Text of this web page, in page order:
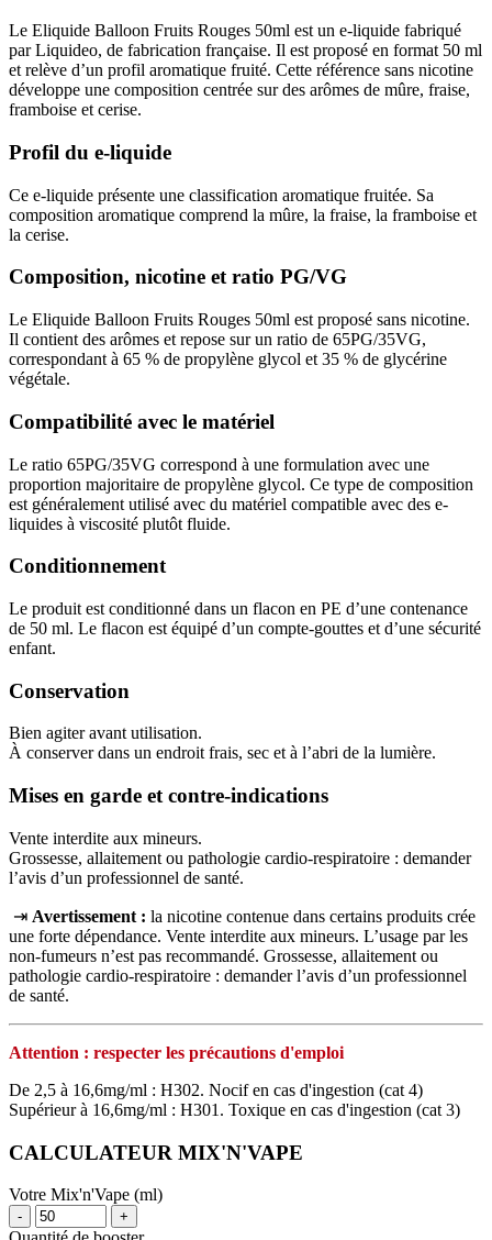
Le Eliquide Balloon Fruits Rouges 50ml est un e-liquide fabriqué
par Liquideo, de fabrication française. Il est proposé en format 50 ml
et relève d’un profil aromatique fruité. Cette référence sans nicotine
développe une composition centrée sur des arômes de mûre, fraise,
framboise et cerise.
Profil du e-liquide
Ce e-liquide présente une classification aromatique fruitée. Sa
composition aromatique comprend la mûre, la fraise, la framboise et
la cerise.
Composition, nicotine et ratio PG/VG
Le Eliquide Balloon Fruits Rouges 50ml est proposé sans nicotine.
Il contient des arômes et repose sur un ratio de 65PG/35VG,
correspondant à 65 % de propylène glycol et 35 % de glycérine
végétale.
Compatibilité avec le matériel
Le ratio 65PG/35VG correspond à une formulation avec une
proportion majoritaire de propylène glycol. Ce type de composition
est généralement utilisé avec du matériel compatible avec des e-
liquides à viscosité plutôt fluide.
Conditionnement
Le produit est conditionné dans un flacon en PE d’une contenance
de 50 ml. Le flacon est équipé d’un compte-gouttes et d’une sécurité
enfant.
Conservation
Bien agiter avant utilisation.
À conserver dans un endroit frais, sec et à l’abri de la lumière.
Mises en garde et contre-indications
Vente interdite aux mineurs.
Grossesse, allaitement ou pathologie cardio-respiratoire : demander
l’avis d’un professionnel de santé.
⇥ Avertissement : la nicotine contenue dans certains produits crée
une forte dépendance. Vente interdite aux mineurs. L’usage par les
non‑fumeurs n’est pas recommandé. Grossesse, allaitement ou
pathologie cardio‑respiratoire : demander l’avis d’un professionnel
de santé.
Attention : respecter les précautions d'emploi
De 2,5 à 16,6mg/ml : H302. Nocif en cas d'ingestion (cat 4)
Supérieur à 16,6mg/ml : H301. Toxique en cas d'ingestion (cat 3)
CALCULATEUR MIX'N'VAPE
Votre Mix'n'Vape (ml)
- +